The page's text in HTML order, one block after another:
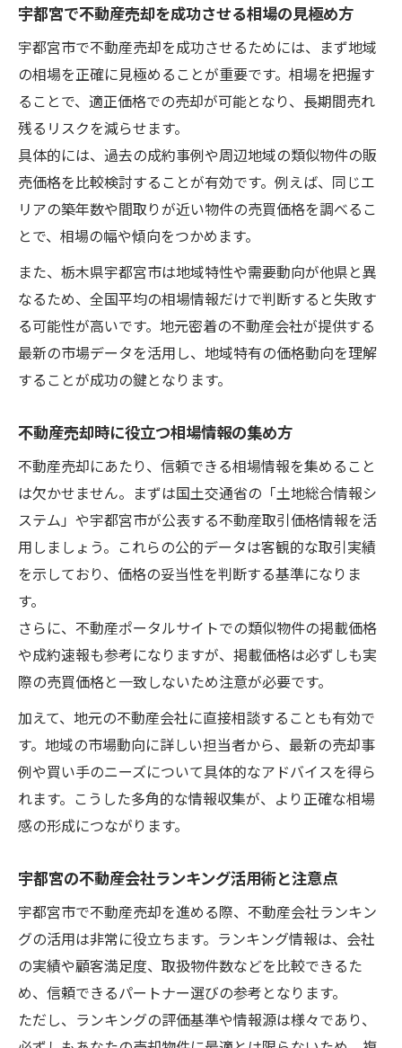
宇都宮で不動産売却を成功させる相場の見極め方
宇都宮市で不動産売却を成功させるためには、まず地域
の相場を正確に見極めることが重要です。相場を把握す
ることで、適正価格での売却が可能となり、長期間売れ
残るリスクを減らせます。
具体的には、過去の成約事例や周辺地域の類似物件の販
売価格を比較検討することが有効です。例えば、同じエ
リアの築年数や間取りが近い物件の売買価格を調べるこ
とで、相場の幅や傾向をつかめます。
また、栃木県宇都宮市は地域特性や需要動向が他県と異
なるため、全国平均の相場情報だけで判断すると失敗す
る可能性が高いです。地元密着の不動産会社が提供する
最新の市場データを活用し、地域特有の価格動向を理解
することが成功の鍵となります。
不動産売却時に役立つ相場情報の集め方
不動産売却にあたり、信頼できる相場情報を集めること
は欠かせません。まずは国土交通省の「土地総合情報シ
ステム」や宇都宮市が公表する不動産取引価格情報を活
用しましょう。これらの公的データは客観的な取引実績
を示しており、価格の妥当性を判断する基準になりま
す。
さらに、不動産ポータルサイトでの類似物件の掲載価格
や成約速報も参考になりますが、掲載価格は必ずしも実
際の売買価格と一致しないため注意が必要です。
加えて、地元の不動産会社に直接相談することも有効で
す。地域の市場動向に詳しい担当者から、最新の売却事
例や買い手のニーズについて具体的なアドバイスを得ら
れます。こうした多角的な情報収集が、より正確な相場
感の形成につながります。
宇都宮の不動産会社ランキング活用術と注意点
宇都宮市で不動産売却を進める際、不動産会社ランキン
グの活用は非常に役立ちます。ランキング情報は、会社
の実績や顧客満足度、取扱物件数などを比較できるた
め、信頼できるパートナー選びの参考となります。
ただし、ランキングの評価基準や情報源は様々であり、